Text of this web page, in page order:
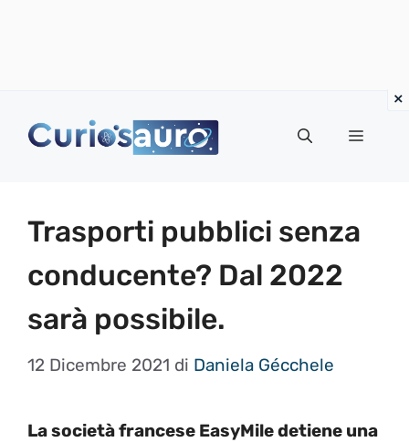
Menu
Trasporti pubblici senza
conducente? Dal 2022
sarà possibile.
12 Dicembre 2021 di Daniela Gécchele
La società francese EasyMile detiene una